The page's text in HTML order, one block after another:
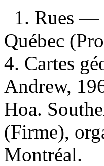
1. Rues —
Québec
4. Cartes
Andrew,
Hoa.
(Firme),
Montréal.